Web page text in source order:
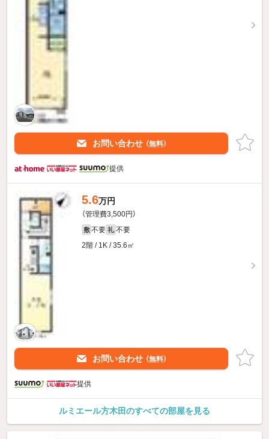
お問い合わせ （無料）
提供
5.6万円
（管理費3,500円）
敷 不要 礼 不要
2階 / 1K / 35.6㎡
お問い合わせ （無料）
提供
ルミエール方木田のすべての部屋を見る